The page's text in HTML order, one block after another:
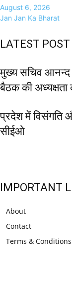
August 6, 2026
Jan Jan Ka Bharat
LATEST POST
मुख्य सचिव आनन्द
बैठक की अध्यक्षता
प्रदेश में विसंगति
सीईओ
IMPORTANT
About
Contact
Terms & Conditions